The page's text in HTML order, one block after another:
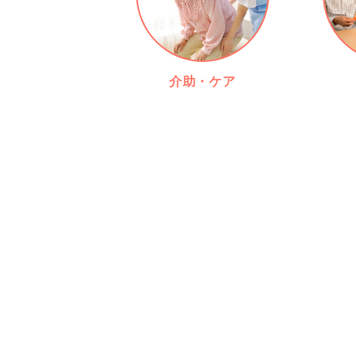
介助・ケア